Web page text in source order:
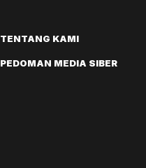
TENTANG KAMI
PEDOMAN MEDIA SIBER